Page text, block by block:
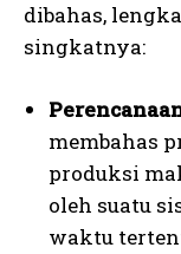
dibahas,
singkatnya:
membahas
produksi
oleh suatu
waktu